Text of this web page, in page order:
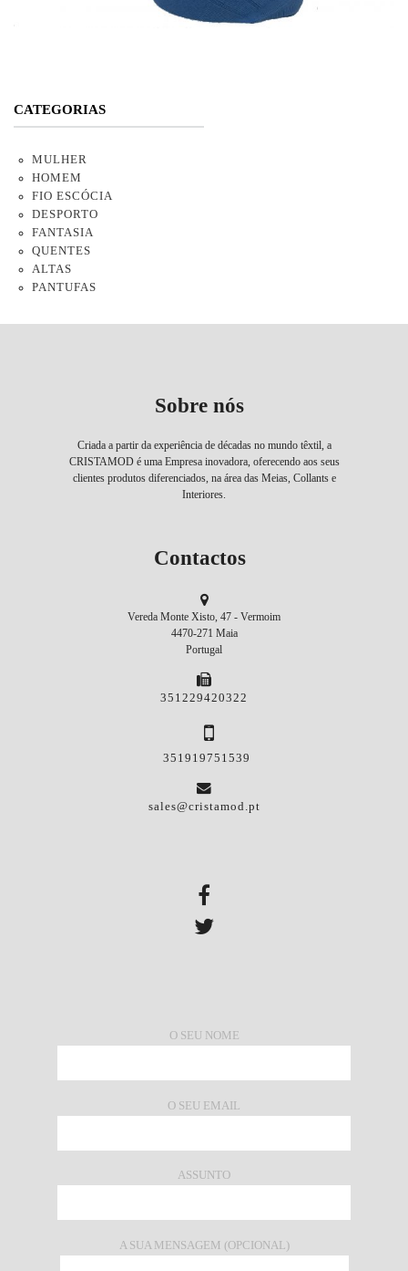
CATEGORIAS
MULHER
HOMEM
FIO ESCÓCIA
DESPORTO
FANTASIA
QUENTES
ALTAS
PANTUFAS
Sobre nós
Criada a partir da experiência de décadas no mundo têxtil, a
CRISTAMOD é uma Empresa inovadora, oferecendo aos seus
clientes produtos diferenciados, na área das Meias, Collants e
Interiores.
Contactos
Vereda Monte Xisto, 47 - Vermoim
4470-271 Maia
Portugal
351229420322
351919751539
sales@cristamod.pt
O SEU NOME
O SEU EMAIL
ASSUNTO
A SUA MENSAGEM (OPCIONAL)